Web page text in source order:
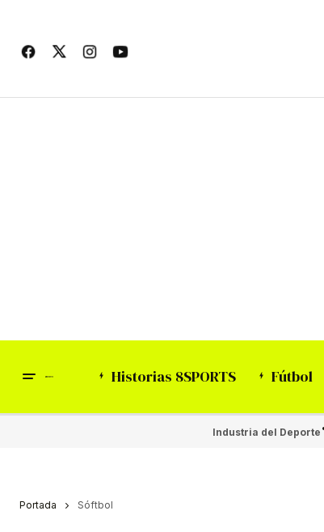
Historias 8SPORTS Fútbol
Industria del Deporte
Portada Sóftbol